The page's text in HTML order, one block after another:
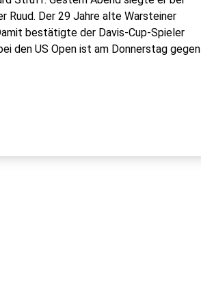
Ruud. Der 29 Jahre alte Warsteiner
bestätigte der Davis-Cup-Spieler
den US Open ist am Donnerstag gegen